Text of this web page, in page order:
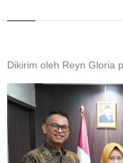
Dikirim oleh Reyn Gloria